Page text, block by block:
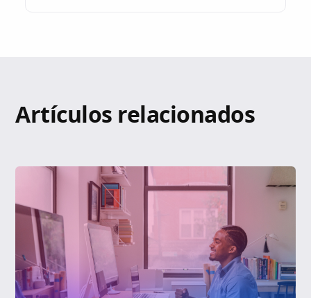
Artículos relacionados